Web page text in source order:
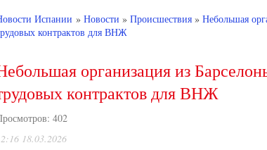
Испании » Новости » Происшествия » Небольшая
контрактов для ВНЖ
организация из
контрактов для ВНЖ
402
18.03.2026